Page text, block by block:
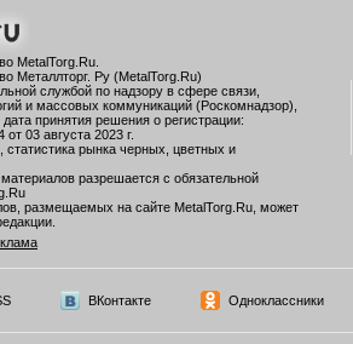
MetalTorg.Ru
Металлторг. Ру (MetalTorg.Ru)
службой по надзору в сфере связи,
и массовых коммуникаций (Роскомнадзор),
принятия решения о регистрации:
03 августа 2023 г.
статистика рынка черных, цветных и
разрешается с обязательной
размещаемых на сайте MetalTorg.Ru, может
ВКонтакте Одноклассники